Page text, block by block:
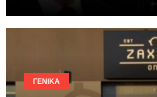
ΓΕΝΙΚΆ